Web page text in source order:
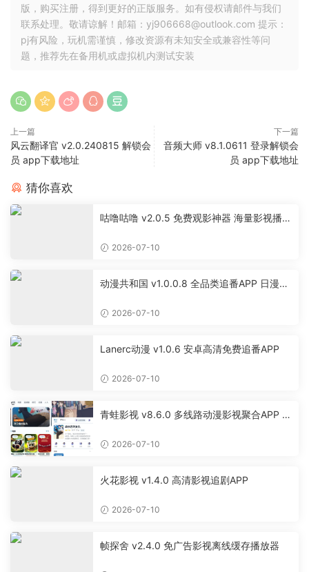
版，购买注册，得到更好的正版服务。如有侵权请邮件与我们
联系处理。敬请谅解！邮箱：yj906668@outlook.com 提示：
pj有风险，玩机需谨慎，修改资源有未知安全或兼容性等问
题，推荐先在备用机或虚拟机内测试安装
上一篇
风云翻译官 v2.0.240815 解锁会
员 app下载地址
下一篇
音频大师 v8.1.0611 登录解锁会
员 app下载地址
猜你喜欢
咕噜咕噜 v2.0.5 免费观影神器 海量影视播放
2026-07-10
动漫共和国 v1.0.0.8 全品类追番APP 日漫国
2026-07-10
Lanerc动漫 v1.0.6 安卓高清免费追番APP
2026-07-10
青蛙影视 v8.6.0 多线路动漫影视聚合APP 免
2026-07-10
火花影视 v1.4.0 高清影视追剧APP
2026-07-10
帧探舍 v2.4.0 免广告影视离线缓存播放器